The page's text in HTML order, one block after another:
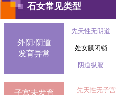
石女常见类型
外阴/阴道
发育异常
先天性无阴道
处女膜闭锁
阴道纵膈
先天性无子宫